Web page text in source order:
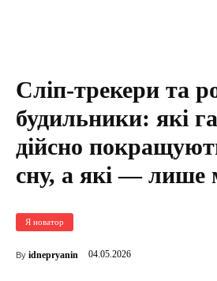
Сліп-трекери та
будильники: які
дійсно
сну, а які — лише
Я новатор
By idnepryanin 04.05.2026